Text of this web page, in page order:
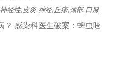
神经性,皮炎,神经,丘疹,颈部,口服